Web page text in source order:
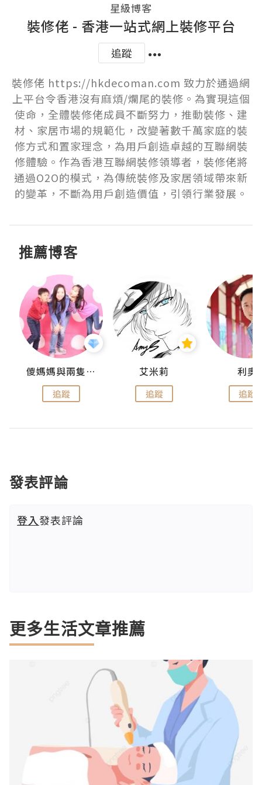
星級博客
裝修佬 - 香港一站式網上裝修平台
追蹤
裝修佬 https://hkdecoman.com 致力於通過網
上平台令香港沒有麻煩/爛尾的裝修。為實現這個
使命，全體裝修佬成員不斷努力，推動裝修、建
材、家居市場的規範化，改變著數千萬家庭的裝
修方式和置家理念，為用戶創造卓越的互聯網裝
修體驗。作為香港互聯網裝修領導者，裝修佬將
通過O2O的模式，為傳統裝修及家居領域帶來新
的變革，不斷為用戶創造價值，引領行業發展。
推薦博客
儍媽媽與兩隻小魔怪之家
追蹤
艾米莉
追蹤
利奧
追蹤
發表評論
登入發表評論
更多生活文章推薦